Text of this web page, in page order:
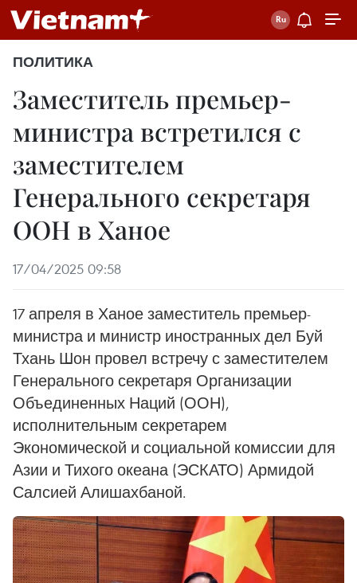
ПОЛИТИКА
Заместитель премьер-
министра встретился с
заместителем
Генерального секретаря
ООН в Ханое
17/04/2025 09:58
17 апреля в Ханое заместитель премьер-
министра и министр иностранных дел Буй
Тхань Шон провел встречу с заместителем
Генерального секретаря Организации
Объединенных Наций (ООН),
исполнительным секретарем
Экономической и социальной комиссии для
Азии и Тихого океана (ЭСКАТО) Армидой
Салсией Алишахбаной.